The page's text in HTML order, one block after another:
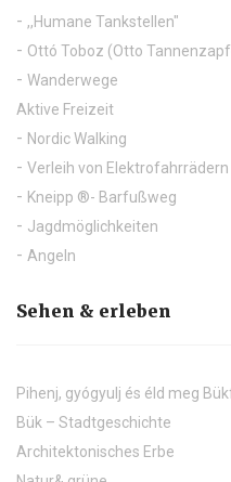
,,Humane Tankstellen"
Ottó Toboz (Otto
Wanderwege
Aktive Freizeit
Nordic Walking
Verleih von
Kneipp ®- Barfußweg
Jagdmöglichkeiten
Angeln
Sehen & erleben
Pihenj, gyógyulj és éld meg
Bük – Stadtgeschichte
Architektonisches Erbe